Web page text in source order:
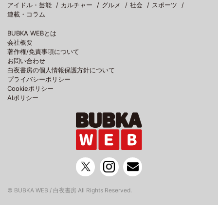
アイドル・芸能
カルチャー グルメ 社会
スポーツ
連載・コラム
BUBKA WEBとは
会社概要
著作権/免責事項について
お問い合わせ
白夜書房の個人情報保護方針について
プライバシーポリシー
Cookieポリシー
AIポリシー
© BUBKA WEB / 白夜書房 All Rights Reserved.